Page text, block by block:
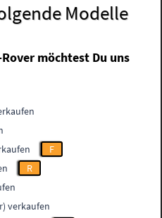
Modelle
möchtest Du uns
F
R
verkaufen